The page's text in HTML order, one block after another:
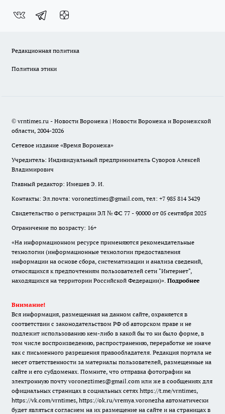
Редакционная политика
Политика этики
© vrntimes.ru - Новости Воронежа | Новости Воронежа и Воронежской
области, 2004-2026
Сетевое издание «Время Воронежа»
Учредитель: Индивидуальный предприниматель Суворов Алексей
Владимирович
Главный редактор: Имешев Э. И.
Контакты: Эл.почта: voroneztimes@gmail.com, тел: +7 985 814 3429
Свидетельство о регистрации ЭЛ № ФС 77 - 90000 от 05 сентября 2025
Ограничение по возрасту: 16+
«На информационном ресурсе применяются рекомендательные
технологии (информационные технологии предоставления
информации на основе сбора, систематизации и анализа сведений,
относящихся к предпочтениям пользователей сети "Интернет",
находящихся на территории Российской Федерации)». Подробнее
Внимание!
Вся информация, размещенная на данном сайте, охраняется в
соответствии с законодательством РФ об авторском праве и не
подлежит использованию кем-либо в какой бы то ни было форме, в
том числе воспроизведению, распространению, переработке не иначе
как с письменного разрешения правообладателя. Редакция портала не
несет ответственности за материалы пользователей, размещенные на
сайте и его субдоменах. Помните, что отправка фотографии на
электронную почту voroneztimes@gmail.com или же в сообщениях для
официальных страницах в социальных сетях https://t.me/vrntimes,
https://vk.com/vrntimes, https://ok.ru/vremya.voronezha автоматически
будет являться согласием на их размещение на сайте и на страницах в